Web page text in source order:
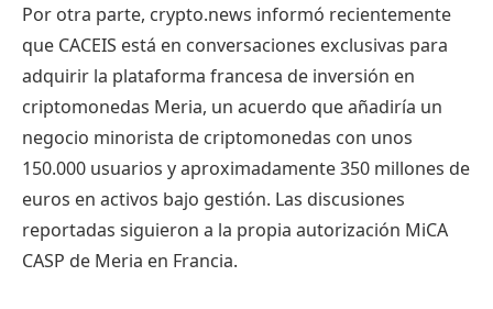
Por otra parte, crypto.news informó recientemente
que CACEIS está en conversaciones exclusivas para
adquirir la plataforma francesa de inversión en
criptomonedas Meria, un acuerdo que añadiría un
negocio minorista de criptomonedas con unos
150.000 usuarios y aproximadamente 350 millones de
euros en activos bajo gestión. Las discusiones
reportadas siguieron a la propia autorización MiCA
CASP de Meria en Francia.